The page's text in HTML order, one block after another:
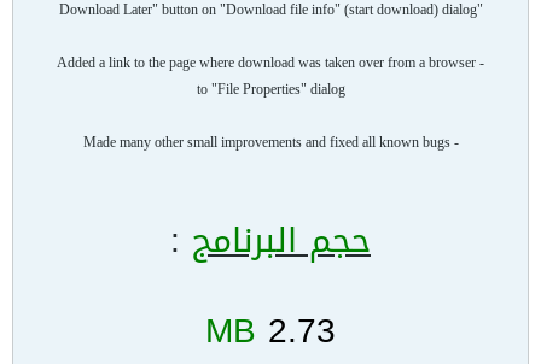
"Download Later" button on "Download file info" (start download) dialog
- Added a link to the page where download was taken over from a browser
to "File Properties" dialog
- Made many other small improvements and fixed all known bugs
حجم البرنامج :
2.73
MB